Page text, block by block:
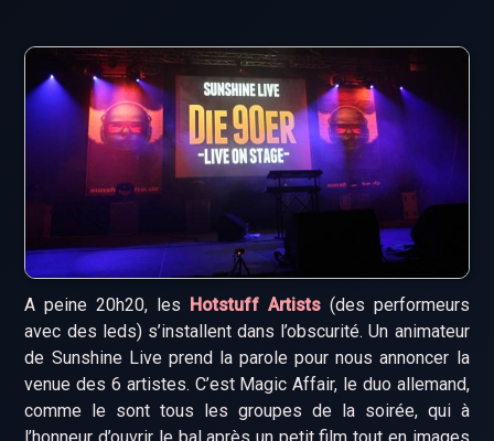
A peine 20h20, les Hotstuff Artists(des performeurs
avec des leds) s’installent dans l’obscurité. Un animateur
de Sunshine Live prend la parole pour nous annoncer la
venue des 6 artistes. C’est Magic Affair, le duo allemand,
comme le sont tous les groupes de la soirée, qui à
l’honneur d’ouvrir le bal après un petit film tout en images